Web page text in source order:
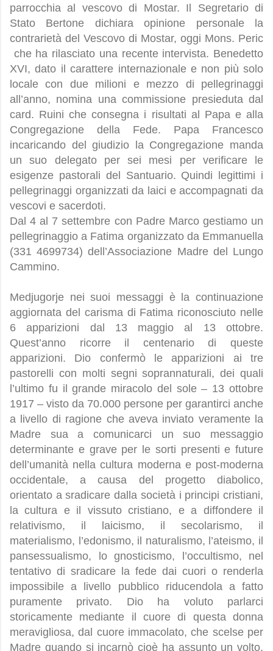
parrocchia al vescovo di Mostar. Il Segretario di
Stato Bertone dichiara opinione personale la
contrarietà del Vescovo di Mostar, oggi Mons. Peric
che ha rilasciato una recente intervista. Benedetto
XVI, dato il carattere internazionale e non più solo
locale con due milioni e mezzo di pellegrinaggi
all’anno, nomina una commissione presieduta dal
card. Ruini che consegna i risultati al Papa e alla
Congregazione della Fede. Papa Francesco
incaricando del giudizio la Congregazione manda
un suo delegato per sei mesi per verificare le
esigenze pastorali del Santuario. Quindi legittimi i
pellegrinaggi organizzati da laici e accompagnati da
vescovi e sacerdoti.
Dal 4 al 7 settembre con Padre Marco gestiamo un
pellegrinaggio a Fatima organizzato da Emmanuella
(331 4699734) dell’Associazione Madre del Lungo
Cammino.
Medjugorje nei suoi messaggi è la continuazione
aggiornata del carisma di Fatima riconosciuto nelle
6 apparizioni dal 13 maggio al 13 ottobre.
Quest’anno ricorre il centenario di queste
apparizioni. Dio confermò le apparizioni ai tre
pastorelli con molti segni soprannaturali, dei quali
l’ultimo fu il grande miracolo del sole – 13 ottobre
1917 – visto da 70.000 persone per garantirci anche
a livello di ragione che aveva inviato veramente la
Madre sua a comunicarci un suo messaggio
determinante e grave per le sorti presenti e future
dell’umanità nella cultura moderna e post-moderna
occidentale, a causa del progetto diabolico,
orientato a sradicare dalla società i principi cristiani,
la cultura e il vissuto cristiano, e a diffondere il
relativismo, il laicismo, il secolarismo, il
materialismo, l’edonismo, il naturalismo, l’ateismo, il
pansessualismo, lo gnosticismo, l’occultismo, nel
tentativo di sradicare la fede dai cuori o renderla
impossibile a livello pubblico riducendola a fatto
puramente privato. Dio ha voluto parlarci
storicamente mediante il cuore di questa donna
meravigliosa, dal cuore immacolato, che scelse per
Madre quando si incarnò cioè ha assunto un volto,